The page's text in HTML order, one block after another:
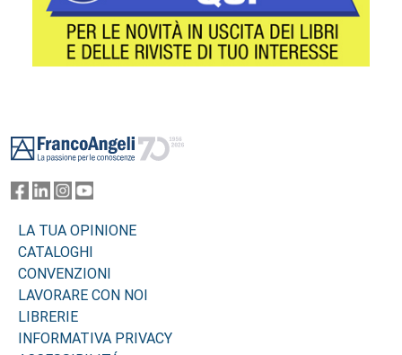
LA TUA OPINIONE
CATALOGHI
CONVENZIONI
LAVORARE CON NOI
LIBRERIE
INFORMATIVA PRIVACY